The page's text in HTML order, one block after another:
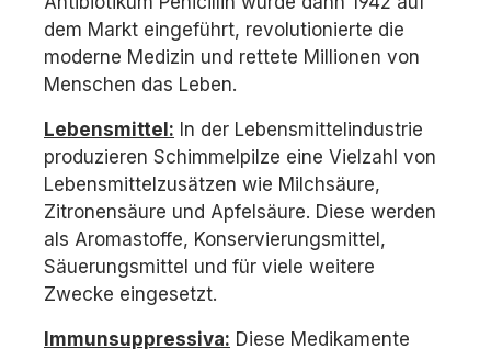
dem Markt eingeführt, revolutionierte die
moderne Medizin und rettete Millionen von
Menschen das Leben.
Lebensmittel: In der Lebensmittelindustrie
produzieren Schimmelpilze eine Vielzahl von
Lebensmittelzusätzen wie Milchsäure,
Zitronensäure und Apfelsäure. Diese werden
als Aromastoffe, Konservierungsmittel,
Säuerungsmittel und für viele weitere
Zwecke eingesetzt.
Immunsuppressiva: Diese Medikamente